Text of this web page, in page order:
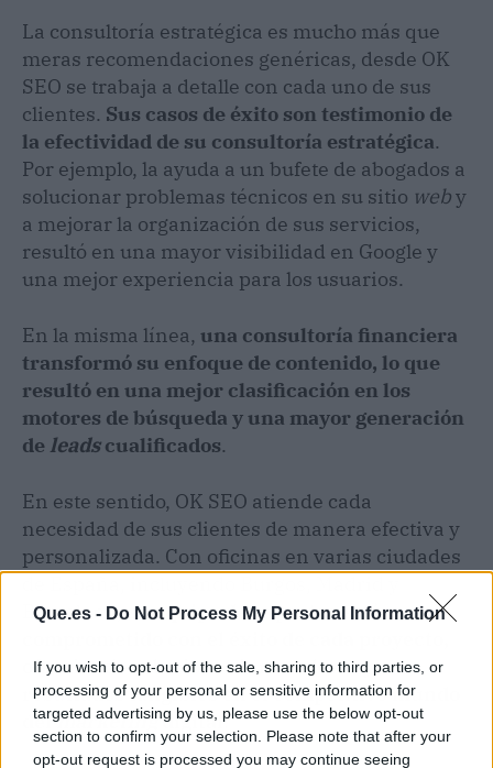
Que.es - Do Not Process My Personal Information
If you wish to opt-out of the sale, sharing to third parties, or
processing of your personal or sensitive information for
targeted advertising by us, please use the below opt-out
section to confirm your selection. Please note that after your
opt-out request is processed you may continue seeing
La consultoría estratégica es mucho más que
meras recomendaciones genéricas, desde OK
SEO se trabaja a detalle con cada uno de sus
clientes. Sus casos de éxito son testimonio de
la efectividad de su consultoría estratégica.
Por ejemplo, la ayuda a un bufete de abogados a
solucionar problemas técnicos en su sitio weby
a mejorar la organización de sus servicios,
resultó en una mayor visibilidad en Google y
una mejor experiencia para los usuarios.
En la misma línea, una consultoría financiera
transformó su enfoque de contenido, lo que
resultó en una mejor clasificación en los
motores de búsqueda y una mayor generación
de leadscualificados.
En este sentido, OK SEO atiende cada
necesidad de sus clientes de manera efectiva y
personalizada. Con oficinas en varias ciudades
Barcelona,su equipo de expertos está
ofreciendo soluciones innovadoras y
resultados tangibles en el competitivo mundo
delmarketingdigital .